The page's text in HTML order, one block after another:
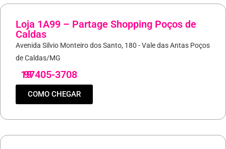
Loja 1A99 – Partage Shopping Poços de
Caldas
Avenida Silvio Monteiro dos Santo, 180 - Vale das Antas Poços
de Caldas/MG
19
97405-3708
COMO CHEGAR